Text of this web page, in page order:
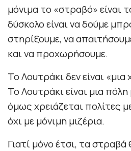
μόνιμα το «στραβό» είναι
δύσκολο είναι να δούμε
στηρίξουμε, να
και να προχωρήσουμε.
Το Λουτράκι δεν είναι
Το Λουτράκι είναι μια
όμως χρειάζεται πολίτες
όχι με μόνιμη μιζέρια.
Γιατί μόνο έτσι, τα στραβά